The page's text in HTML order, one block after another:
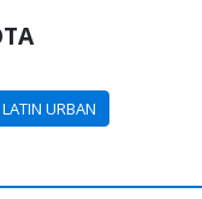
LATIN URBAN